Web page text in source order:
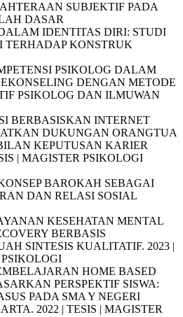
SUBJEKTIF PADA
DASAR
IDENTITAS DIRI: STUDI
TERHADAP KONSTRUK
PSIKOLOG DALAM
DENGAN METODE
PSIKOLOG DAN ILMUWAN
BERBASISKAN INTERNET
DUKUNGAN ORANGTUA
KEPUTUSAN KARIER
| MAGISTER PSIKOLOGI
BAROKAH SEBAGAI
DAN RELASI SOSIAL
KESEHATAN MENTAL
BERBASIS
SINTESIS KUALITATIF. 2023 |
HOME BASED
PERSPEKTIF SISWA:
PADA SMA Y NEGERI
2022 | TESIS | MAGISTER